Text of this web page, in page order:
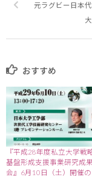
元ラグビー日本
おすすめ
『平成28年度私立大学戦
基盤形成支援事業研究成
会』6月10日（土）開催